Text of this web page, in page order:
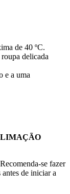
de 40 ºC.
delicada
e a uma
se fazer
antes de iniciar a